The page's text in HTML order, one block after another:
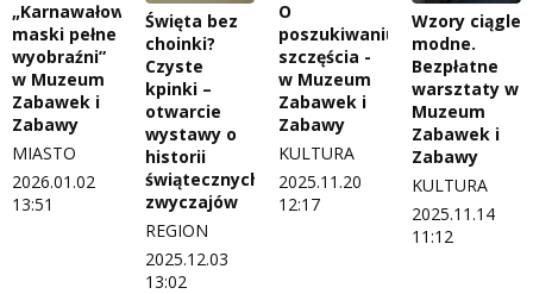
„Karnawałowe
maski pełne
wyobraźni”
w Muzeum
Zabawek i
Zabawy
MIASTO
2026.01.02
13:51
Święta bez
choinki?
Czyste
kpinki –
otwarcie
wystawy o
historii
świątecznych
zwyczajów
REGION
2025.12.03
13:02
O
poszukiwaniu
szczęścia -
w Muzeum
Zabawek i
Zabawy
KULTURA
2025.11.20
12:17
Wzory ciągle
modne.
Bezpłatne
warsztaty w
Muzeum
Zabawek i
Zabawy
KULTURA
2025.11.14
11:12